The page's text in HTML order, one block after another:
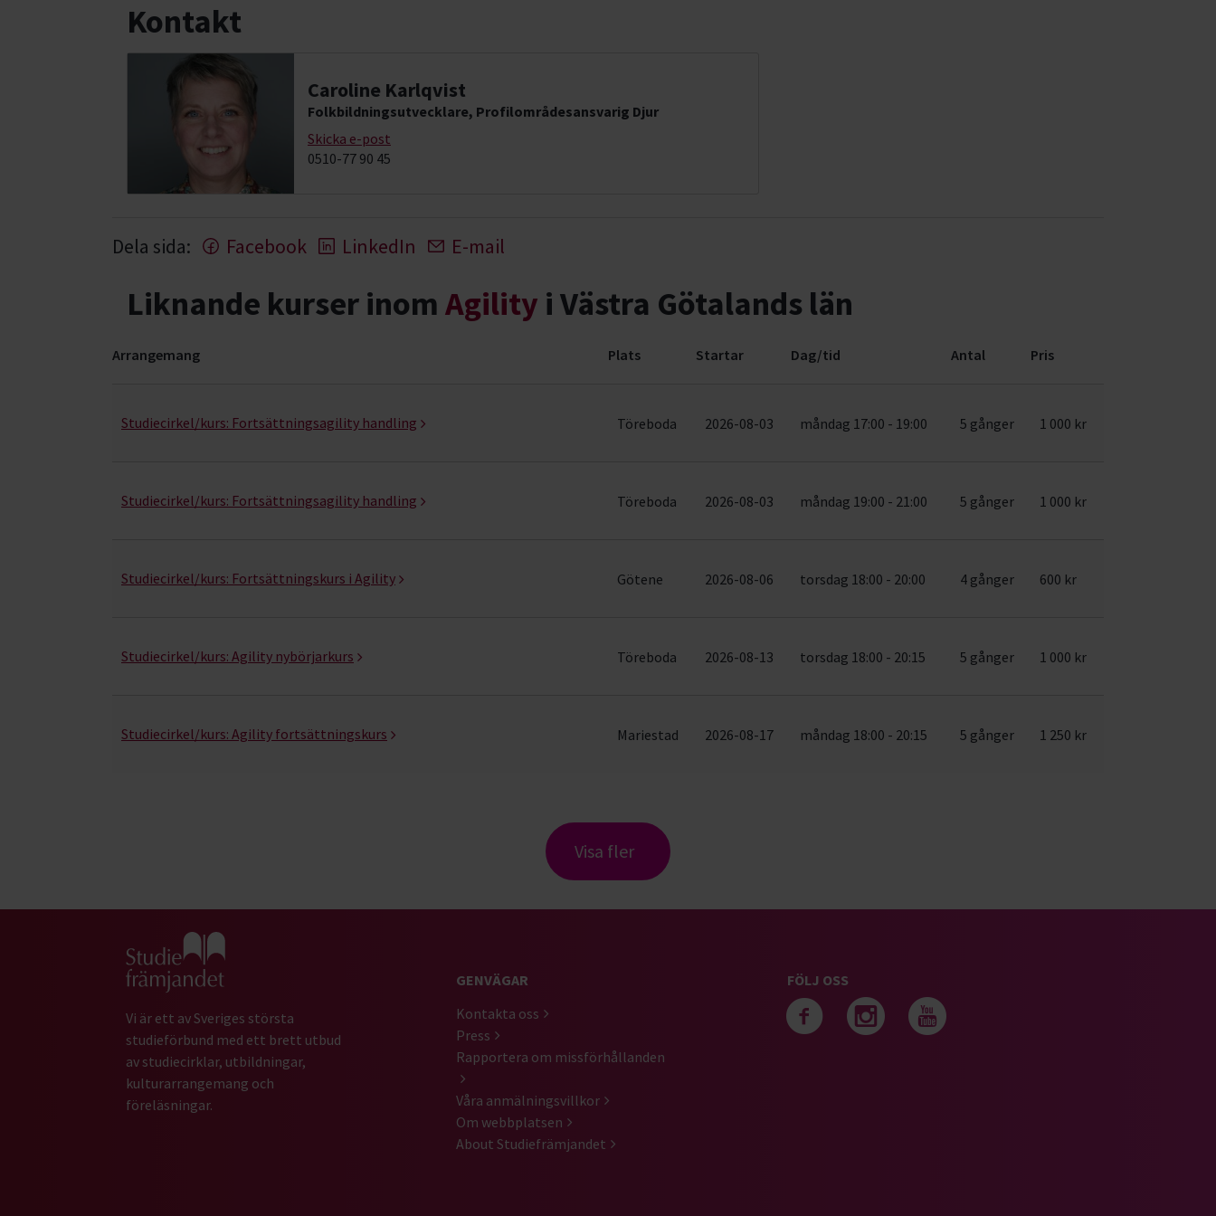
Kontakt
Caroline Karlqvist
Folkbildningsutvecklare, Profilområdesansvarig Djur
Skicka e-post
0510-77 90 45
Dela sida: Facebook LinkedIn E-mail
Liknande kurser inom Agility i Västra Götalands län
Arrangemang Plats Startar Dag/tid Antal Pris
Studiecirkel/kurs: Fortsättningsagility handling Töreboda 2026-08-03 måndag 17:00 - 19:00 5 gånger 1 000 kr
Studiecirkel/kurs: Fortsättningsagility handling Töreboda 2026-08-03 måndag 19:00 - 21:00 5 gånger 1 000 kr
Studiecirkel/kurs: Fortsättningskurs i Agility Götene 2026-08-06 torsdag 18:00 - 20:00 4 gånger 600 kr
Studiecirkel/kurs: Agility nybörjarkurs Töreboda 2026-08-13 torsdag 18:00 - 20:15 5 gånger 1 000 kr
Studiecirkel/kurs: Agility fortsättningskurs Mariestad 2026-08-17 måndag 18:00 - 20:15 5 gånger 1 250 kr
Visa fler
Gå till studiefrämjandets startsida
Vi är ett av Sveriges största
studieförbund med ett brett utbud
av studiecirklar, utbildningar,
kulturarrangemang och
föreläsningar.
GENVÄGAR
Kontakta oss
Press
Rapportera om missförhållanden
Våra anmälningsvillkor
Om webbplatsen
About Studiefrämjandet
FÖLJ OSS
Följ oss på facebook
Följ oss på instagram
Följ oss på youtube